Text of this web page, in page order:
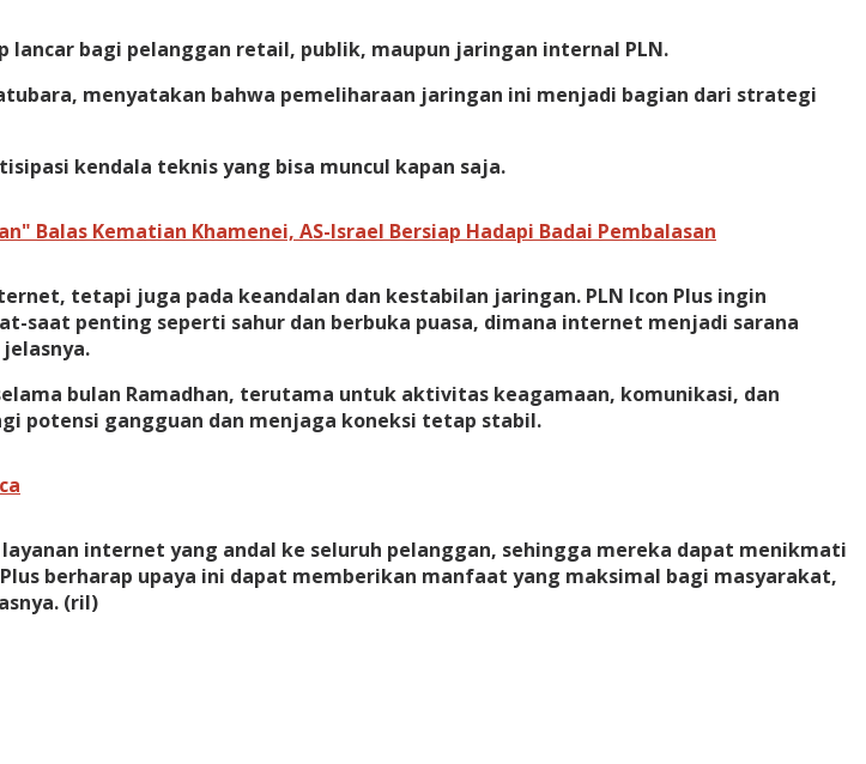
bagi pelanggan retail, publik, maupun jaringan internal PLN.
menyatakan bahwa pemeliharaan jaringan ini menjadi bagian dari strategi
kendala teknis yang bisa muncul kapan saja.
Balas Kematian Khamenei, AS-Israel Bersiap Hadapi Badai Pembalasan
tetapi juga pada keandalan dan kestabilan jaringan. PLN Icon Plus ingin
penting seperti sahur dan berbuka puasa, dimana internet menjadi sarana
bulan Ramadhan, terutama untuk aktivitas keagamaan, komunikasi, dan
potensi gangguan dan menjaga koneksi tetap stabil.
internet yang andal ke seluruh pelanggan, sehingga mereka dapat menikmati
berharap upaya ini dapat memberikan manfaat yang maksimal bagi masyarakat,
(ril)